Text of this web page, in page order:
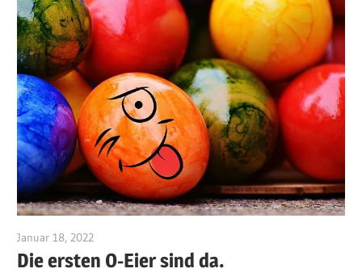
Januar 18, 2022
Die ersten O-Eier sind da.